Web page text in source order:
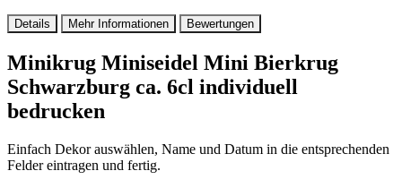
Details Mehr Informationen Bewertungen
Minikrug Miniseidel Mini Bierkrug
Schwarzburg ca. 6cl individuell
bedrucken
Einfach Dekor auswählen, Name und Datum in die entsprechenden
Felder eintragen und fertig.